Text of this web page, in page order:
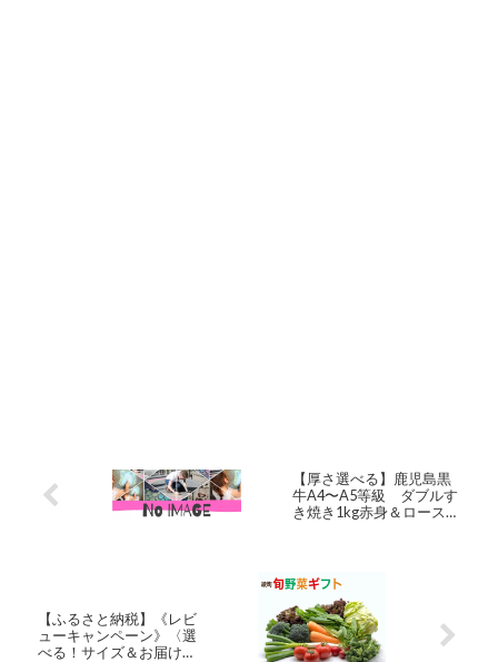
【厚さ選べる】鹿児島黒
牛A4〜A5等級 ダブルす
き焼き1kg赤身＆ロース
の日 母の日 誕生日 内祝い
プレゼント 贈り物 お祝
い ギフト 贈答 【送料無
料】
【ふるさと納税】《レビ
ューキャンペーン》〈選
べる！サイズ＆お届け回